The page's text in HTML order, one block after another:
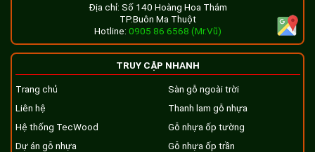
Địa chỉ: Số 140 Hoàng Hoa Thám
TP.Buôn Ma Thuột
Hotline: 0905 86 6568 (Mr.Vũ)
TRUY CẬP NHANH
Trang chủ
Liên hệ
Hệ thống TecWood
Dự án gỗ nhựa
Sàn gỗ ngoài trời
Thanh lam gỗ nhựa
Gỗ nhựa ốp tường
Gỗ nhựa ốp trần